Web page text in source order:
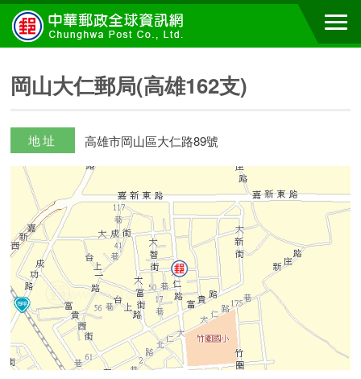
岡山大仁郵局(高雄162支)
地址 高雄市岡山區大仁路89號